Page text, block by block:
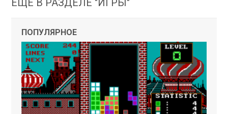
ЕЩЕ В РАЗДЕЛЕ "ИГРЫ"
ПОПУЛЯРНОЕ